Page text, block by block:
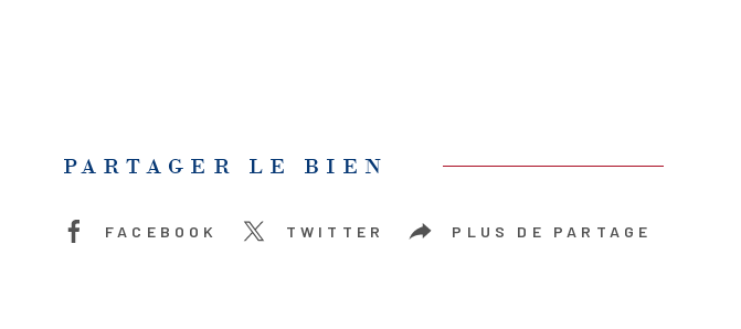
PARTAGER LE BIEN
FACEBOOK TWITTER PLUS DE PARTAGE